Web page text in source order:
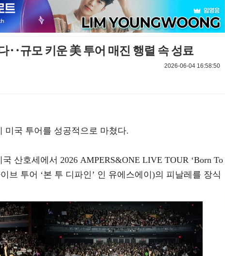
‥규모 키운 美 투어 매진 행렬 속 성료
2026-06-04 16:58:50
미국 투어를 성공적으로 마쳤다.
산호세에서 2026 AMPERS&ONE LIVE TOUR ‘Born To
브 투어 ‘본 투 디파인’ 인 유에스에이)의 피날레를 장식